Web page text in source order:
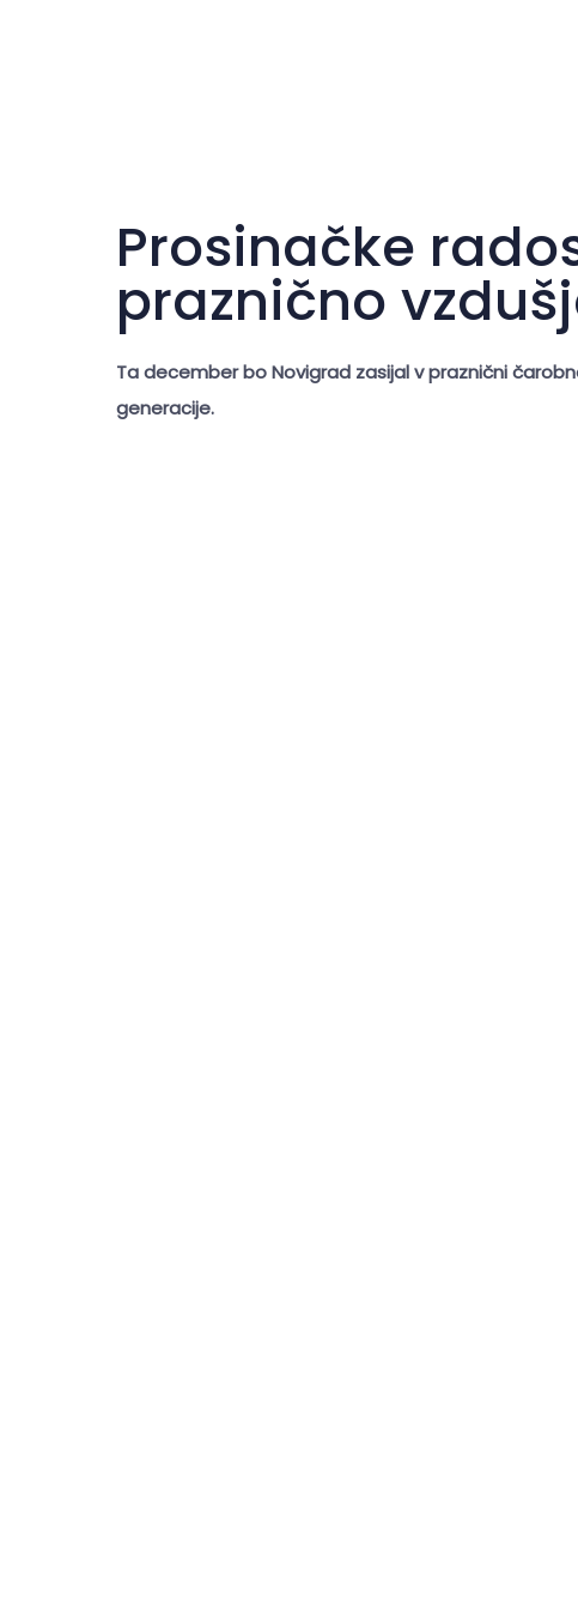
Prosinačke
praznično
Ta december bo Novigrad zasijal v praznični
generacije.